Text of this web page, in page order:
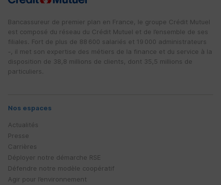
Bancassureur de premier plan en France, le groupe Crédit Mutuel
est composé du réseau du Crédit Mutuel et de l’ensemble de ses
filiales. Fort de plus de 88 600 salariés et 19 000 administrateurs
-, il met son expertise des métiers de la finance et du service à la
disposition de 38,8 millions de clients, dont 35,5 millions de
particuliers.
Nos espaces
Actualités
Presse
Carrières
Déployer notre démarche RSE
Défendre notre modèle coopératif
Agir pour l’environnement